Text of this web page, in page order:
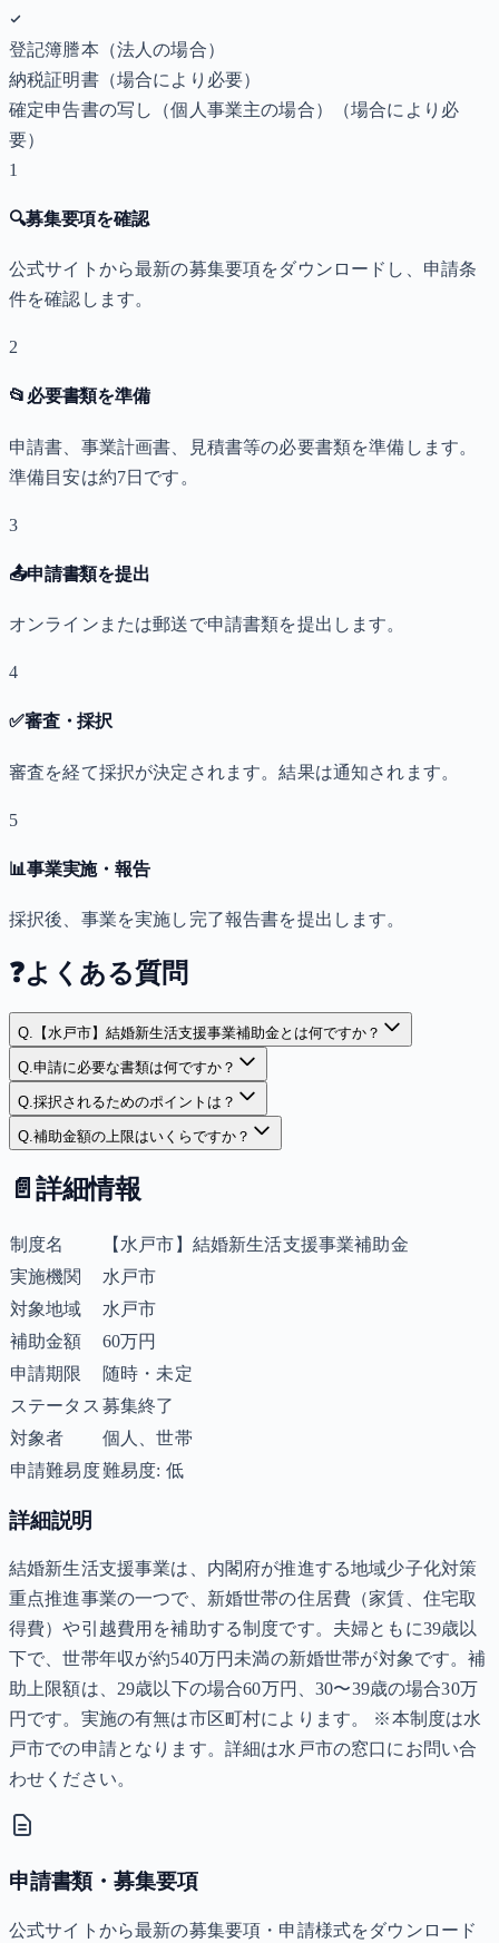
登記簿謄本（法人の場合）
納税証明書（場合により必要）
確定申告書の写し（個人事業主の場合）
（場合により必
要）
1
🔍募集要項を確認
公式サイトから最新の募集要項をダウンロードし、申請条
件を確認します。
2
📂 必要書類を準備
申請書、事業計画書、見積書等の必要書類を準備します。
準備目安は約7日です。
3
📤申請書類を提出
オンラインまたは郵送で申請書類を提出します。
4
✅審査・採択
審査を経て採択が決定されます。結果は通知されます。
5
📊事業実施・報告
採択後、事業を実施し完了報告書を提出します。
❓よくある質問
Q. 【水戸市】結婚新生活支援事業補助金とは何ですか？
Q.申請に必要な書類は何ですか？
Q.採択されるためのポイントは？
Q.補助金額の上限はいくらですか？
📄 詳細情報
制度名
【水戸市】結婚新生活支援事業補助金
実施機関
水戸市
対象地域
水戸市
補助金額
60万円
申請期限
随時・未定
ステータス 募集終了
対象者
個人、世帯
申請難易度難易度: 低
詳細説明
結婚新生活支援事業は、内閣府が推進する地域少子化対策
重点推進事業の一つで、新婚世帯の住居費（家賃、住宅取
得費）や引越費用を補助する制度です。夫婦ともに39歳以
下で、世帯年収が約540万円未満の新婚世帯が対象です。補
助上限額は、29歳以下の場合60万円、30〜39歳の場合30万
円です。実施の有無は市区町村によります。 ※本制度は水
戸市での申請となります。詳細は水戸市の窓口にお問い合
わせください。
申請書類・募集要項
公式サイトから最新の募集要項・申請様式をダウンロード